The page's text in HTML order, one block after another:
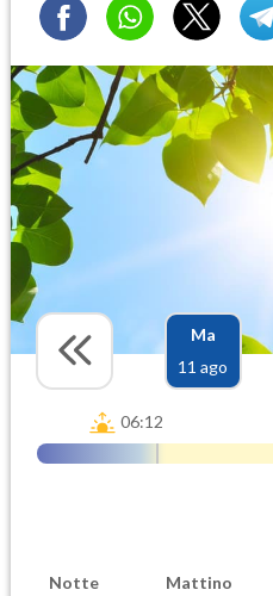
Ma
11 ago
06:12
Notte Mattino